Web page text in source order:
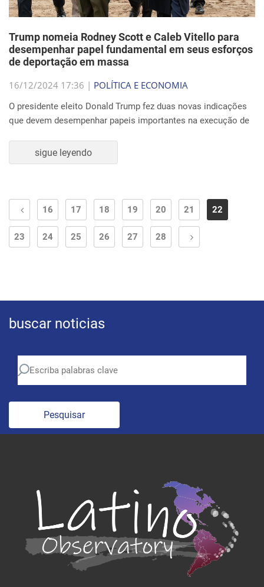
Trump nomeia Rodney Scott e Caleb Vitello para
desempenhar papel fundamental em seus esforços
de deportação em massa
16/12/2024 17:36 | POLÍTICA E ECONOMIA
O presidente eleito Donald Trump fez duas novas indicações
que devem desempenhar papeis importantes na execução de
sigue leyendo
16 17 18 19 20 21 22
23 24 25 26 27 28
buscar noticias
Pesquisar